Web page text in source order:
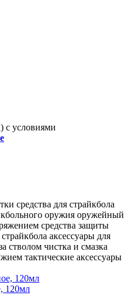
с условиями
средства для страйкбола
оружия оружейный
средства защиты
аксессуары для
стволом чистка и смазка
тактические аксессуары
120мл